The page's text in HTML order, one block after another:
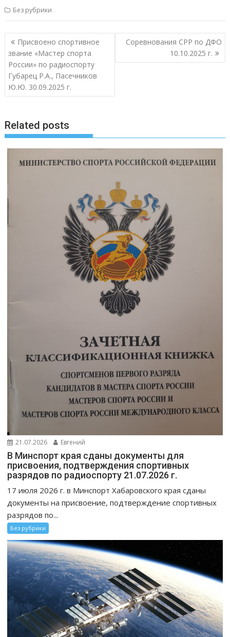
Без рубрики
Навигация
по
записям
Присвоено спортивное
звание «Мастер спорта
России» по радиоспорту
Губарец Р.А., Пасечников
Ю.Ю. 30.09.2025 г.
Соревнования СРР по ДФО
10.10.2025 г.
Related posts
21.07.2026 Евгений
В Минспорт края сданы документы для
присвоения, подтверждения спортивных
разрядов по радиоспорту 21.07.2026 г.
17 июля 2026 г. в Минспорт Хабаровского края сданы
документы на присвоение, подтверждение спортивных
разрядов по...
Без рубрики